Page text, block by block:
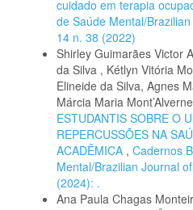
cuidado em terapia
de Saúde Mental/
14 n. 38 (2022)
Shirley Guimarães Victor
da Silva , Kétlyn Vitória
Elineide da Silva, Agnes
Márcia Maria
ESTUDANTIS SOBRE O
REPERCUSSÕES NA
ACADÊMICA , Cadernos
Mental/Brazilian Journal
(2024): .
Ana Paula Chagas